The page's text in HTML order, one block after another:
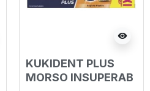
visibility
KUKIDENT PLUS
MORSO INSUPERAB